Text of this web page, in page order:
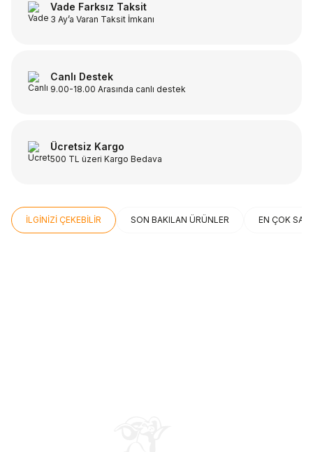
Vade Farksız Taksit
3 Ay’a Varan Taksit İmkanı
Canlı Destek
9.00-18.00 Arasında canlı destek
Ücretsiz Kargo
500 TL üzeri Kargo Bedava
İLGİNİZİ ÇEKEBİLİR SON BAKILAN ÜRÜNLER EN ÇOK
ÜCRETSİZ KARGO